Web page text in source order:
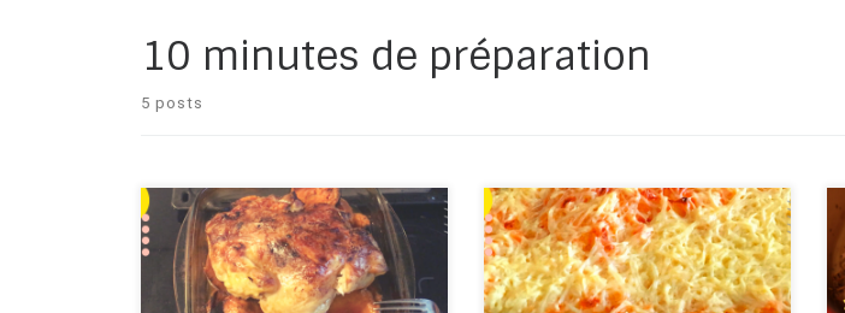
10 minutes de préparation
5 posts
#chicken #poulet #sweetpotato
#patatedouce #frenchrecipe Pas
besoin de se compliquer la vie pour
cuisiner un poulet. Régalez-vous !
How to cook sheperd's pie ?
Comment faire un hachis parmentier
?